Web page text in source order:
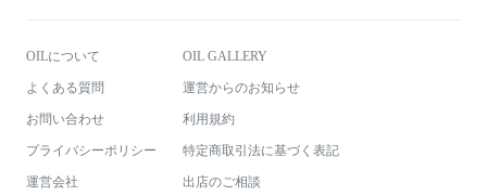
OILについて OIL GALLERY
よくある質問 運営からのお知らせ
お問い合わせ 利用規約
プライバシーポリシー 特定商取引法に基づく表記
運営会社 出店のご相談